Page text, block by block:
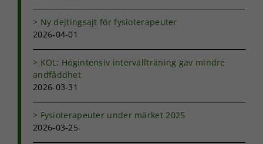
Ny dejtingsajt för fysioterapeuter
2026-04-01
KOL: Högintensiv intervallträning gav mindre
andfåddhet
2026-03-31
Fysioterapeuter under märket 2025
2026-03-25
bra som
möjligt under
ditt besök.
de här
kakorna
hemsidan.